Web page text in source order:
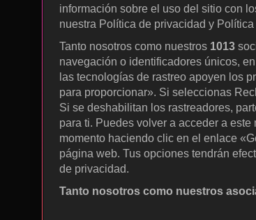
información sobre el uso del sitio con
nuestra Política de privacidad y
Tanto nosotros como nuestros 1013
navegación o identificadores únicos,
las tecnologías de rastreo apoyen los
para proporcionar». Si seleccionas
Si se deshabilitan los rastreadores,
para ti. Puedes volver a acceder a
momento haciendo clic en el enlace
página web. Tus opciones tendrán
de privacidad.
Tanto nosotros como nuestros